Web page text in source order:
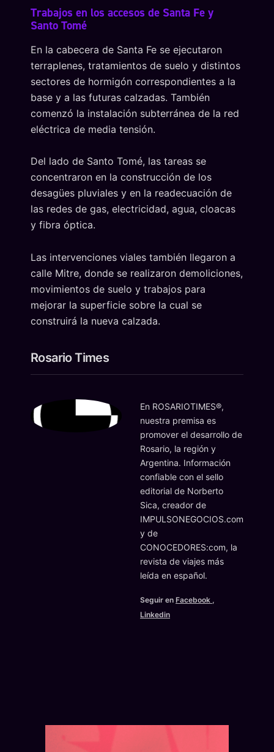
Trabajos en los accesos de Santa Fe y
Santo Tomé
En la cabecera de Santa Fe se ejecutaron
terraplenes, tratamientos de suelo y distintos
sectores de hormigón correspondientes a la
base y a las futuras calzadas. También
comenzó la instalación subterránea de la red
eléctrica de media tensión.
Del lado de Santo Tomé, las tareas se
concentraron en la construcción de los
desagües pluviales y en la readecuación de
las redes de gas, electricidad, agua, cloacas
y fibra óptica.
Las intervenciones viales también llegaron a
calle Mitre, donde se realizaron demoliciones,
movimientos de suelo y trabajos para
mejorar la superficie sobre la cual se
construirá la nueva calzada.
Rosario Times
En ROSARIOTIMES®,
nuestra premisa es
promover el desarrollo de
Rosario, la región y
Argentina. Información
confiable con el sello
editorial de Norberto
Sica, creador de
IMPULSONEGOCIOS.com
y de
CONOCEDORES:com, la
revista de viajes más
leída en español.
Seguir en Facebook ,
Linkedin